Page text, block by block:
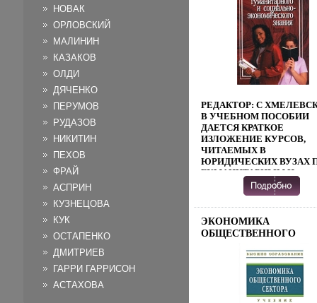
НОВАК
ОРЛОВСКИЙ
МАЛИНИН
КАЗАКОВ
ОЛДИ
ДЯЧЕНКО
ПЕРУМОВ
РУДАЗОВ
НИКИТИН
ПЕХОВ
ФРАЙ
АСПРИН
КУЗНЕЦОВА
КУК
ОСТАПЕНКО
ДМИТРИЕВ
ГАРРИ ГАРРИСОН
АСТАХОВА
ЗНАНИЯ ЯЗЫКОВАЯ
ПОДГОТОВКА
ПОСОБИЕ ДЛЯ
ЮРИДИЧЕСКИХ
ИЗДАТЕЛЬСТВО: ПЭР
2002 Г ТВЕРДЫЙ
ПЕРЕПЛЕТ, 416 СТР
РЕДАКТОР: С
В УЧЕБНОМ ПОСОБИИ
ДАЕТСЯ КРАТКОЕ
ИЗЛОЖЕНИЕ КУРСОВ,
ЧИТАЕМЫХ В
ЮРИДИЧЕСКИХ ВУЗАХ
ГУМАНИТАРНЫМ И
СОЦИАЛЬНО-
ЭКОНОМИЧЕСКИМ
ДИСЦИПЛИНАМ
ИЗЛАГАЮТ ДАННЫЕ
СИСТЕМНО,
ПРОАТХЕНСЛЕЖИВАЯ
ИХ ВЗАИМНЫЕ СВЯЗИ,
И СВЯЗИ С
ЮРИДИЧЕСКИМИ
НАУКАМИ ДЛЯ
ПРЕПОДАВАТЕЛЕЙ И
ЭКОНОМИКА
ОБЩЕСТВЕННОГО
ВЫСШЕЕ
ИНФО 8677B.